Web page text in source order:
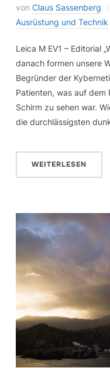
von Claus Sassenberg
Ausrüstung und Technik
Leica M EV1 – Editorial
danach formen unsere
Begründer der
Patienten, was auf dem
Schirm zu sehen war.
die durchlässigsten
WEITERLESEN